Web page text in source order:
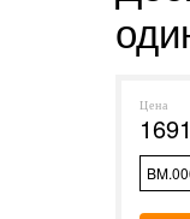
Цена
1691